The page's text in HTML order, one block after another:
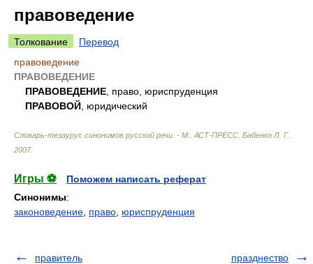
правоведение
Толкование
Перевод
правоведение
ПРАВОВЕДЕНИЕ
ПРАВОВЕДЕНИЕ , право, юриспруденция
ПРАВОВОЙ , юридический
Словарь-тезаурус синонимов русской речи. - М:. АСТ-ПРЕСС Бабенко Л. Г.
2007.
Игры ⚽
Поможем написать реферат
Синонимы:
законоведение право юриспруденция
правитель празднество